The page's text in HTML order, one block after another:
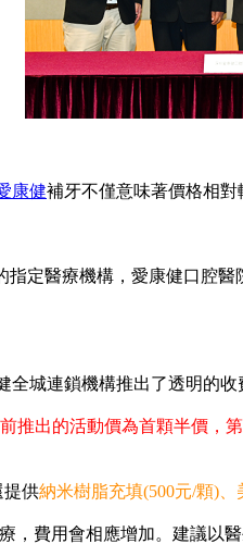
康健補牙不僅意味著價格相對
醫療機構，愛康健口腔醫
連鎖機構推出了透明的收
推出的活動價為首顆半價，
供納米樹脂充填(500元/顆)
費用會相應增加。建議以醫